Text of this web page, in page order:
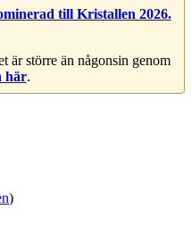
till Kristallen 2026.
är större än någonsin genom
här.
)